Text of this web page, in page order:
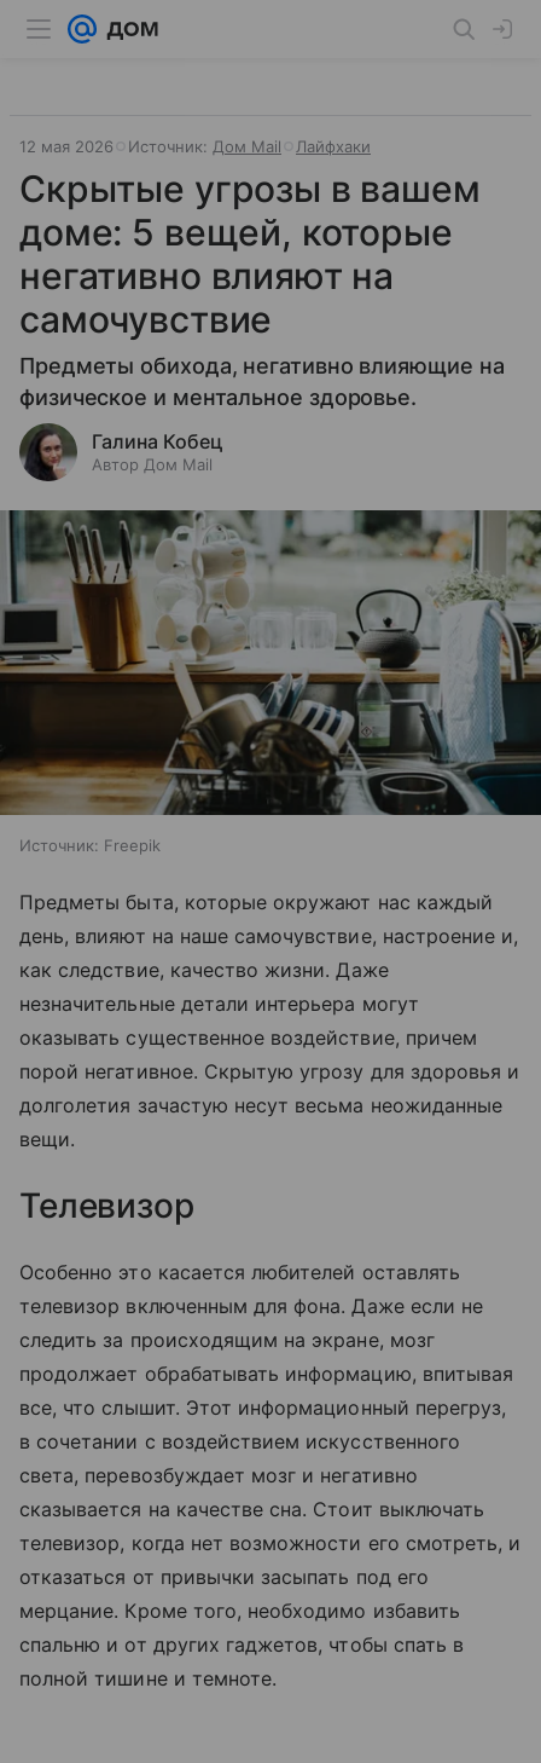
12 мая 2026 Источник: Дом Mail Лайфхаки
Скрытые угрозы в вашем
доме: 5 вещей, которые
негативно влияют на
самочувствие
Предметы обихода, негативно влияющие на
физическое и ментальное здоровье.
Галина Кобец
Автор Дом Mail
Источник: Freepik
Предметы быта, которые окружают нас каждый
день, влияют на наше самочувствие, настроение и,
как следствие, качество жизни. Даже
незначительные детали интерьера могут
оказывать существенное воздействие, причем
порой негативное. Скрытую угрозу для здоровья и
долголетия зачастую несут весьма неожиданные
вещи.
Телевизор
Особенно это касается любителей оставлять
телевизор включенным для фона. Даже если не
следить за происходящим на экране, мозг
продолжает обрабатывать информацию, впитывая
все, что слышит. Этот информационный перегруз,
в сочетании с воздействием искусственного
света, перевозбуждает мозг и негативно
сказывается на качестве сна. Стоит выключать
телевизор, когда нет возможности его смотреть, и
отказаться от привычки засыпать под его
мерцание. Кроме того, необходимо избавить
спальню и от других гаджетов, чтобы спать в
полной тишине и темноте.